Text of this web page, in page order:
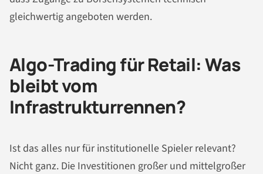
gleichwertig angeboten werden.
Algo-Trading für Retail: Was
bleibt vom
Infrastrukturrennen?
Ist das alles nur für institutionelle Spieler relevant?
Nicht ganz. Die Investitionen großer und mittelgroßer